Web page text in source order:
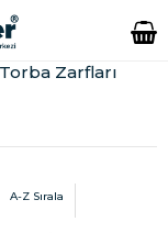
Torba Zarfları
A-Z Sırala